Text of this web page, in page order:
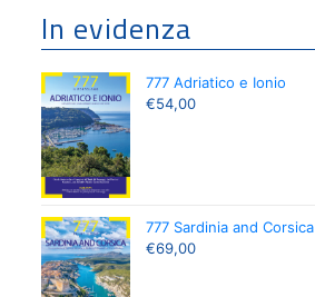
In evidenza
777 Adriatico e Ionio
€54,00
777 Sardinia and Corsica
€69,00